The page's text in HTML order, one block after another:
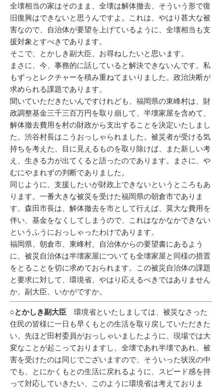
全壊相当の家はそのまま、全壊は解体撤去、そういう形で復
旧復興はできないと思うんですよ。これは、やはり甚大な被
害なので、自治体が要望を上げているように、全壊相当も支
援対象とすべきであります。
そこで、とかしき副大臣、お尋ねしたいと思います。
まさに、今、事務的に話していると解決できないんです。私
もずっとレクチャーを積み重ねてまいりました。政治決断が
求められる課題であります。
聞いていただきたいんですけれども、福岡県の東峰村は、財
政調整基金三千三百万円を取り崩して、半壊家屋を含めて、
解体撤去費用を村の財政から支出することを決定いたしまし
た。渋谷村長はこうおっしゃられました。被災者が受ける気
持ちを考えた、目に見えるものを取り除けば、また新しい考
え、生きる力が出てくると語ったのであります。まさに、や
むにやまれずの判断でありました。
同じように、支援したいが財政上できないというところもあ
ります。一番大きな被災を受けた福岡県の朝倉市でありま
す。森田市長は、解体撤去を市として行えば、莫大な費用を
伴い、基金をなくしてしまうので、これはなかなかできない
というふうにおっしゃったわけであります。
福岡県、朝倉市、東峰村、自治体からの要望書にあるよう
に、被災自治体は半壊家屋についても全壊家屋と同様の措置
をとることを切に求めておられます。この被災自治体の課題
と要求に対して、環境省、やはり応えるべきではありません
か。副大臣、いかがですか。
○とかしき副大臣 環境省といたしましては、被災なさった
住民の皆様に一日も早くもとの生活を取り戻していただきた
い。先ほど田村委員がおっしゃいましたように、現場では大
変なことが起こっておりますし、全壊であれ半壊であれ、被
害を受けたのは同じでございますので、そういった状況の中
でも、とにかくもとの生活に戻れるように、スピード感を持
って対応していきたい、このように環境省は考えておりま